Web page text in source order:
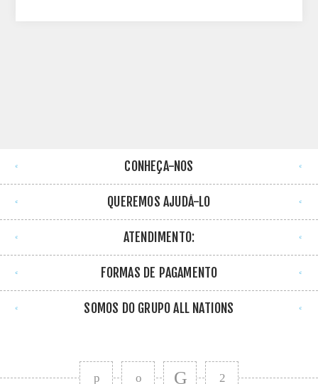
CONHEÇA-NOS
QUEREMOS AJUDÁ-LO
ATENDIMENTO:
FORMAS DE PAGAMENTO
SOMOS DO GRUPO ALL NATIONS